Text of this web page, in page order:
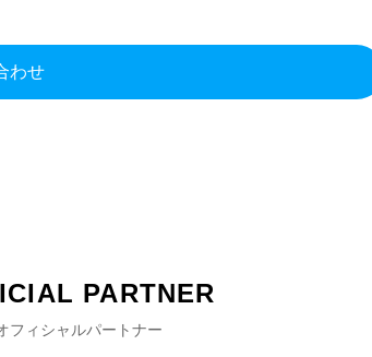
わせ
PARTNER
フィシャルパートナー